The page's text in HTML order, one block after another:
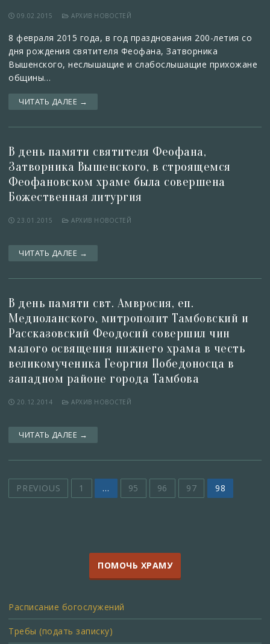
09.02.2015 АРХИВ НОВОСТЕЙ
8 февраля 2015 года, в год празднования 200-летия со
дня рождения святителя Феофана, Затворника
Вышенского, неслышащие и слабослышащие прихожане
общины…
ЧИТАТЬ ДАЛЕЕ →
В день памяти святителя Феофана,
Затворника Вышенского, в строящемся
Феофановском храме была совершена
Божественная литургия
23.01.2015 АРХИВ НОВОСТЕЙ
ЧИТАТЬ ДАЛЕЕ →
В день памяти свт. Амвросия, еп.
Медиоланского, митрополит Тамбовский и
Рассказовский Феодосий совершил чин
малого освящения нижнего храма в честь
великомученика Георгия Победоносца в
западном районе города Тамбова
20.12.2014 АРХИВ НОВОСТЕЙ
ЧИТАТЬ ДАЛЕЕ →
PREVIOUS 1 … 95 96 97 98
ПОМОЧЬ ХРАМУ
Расписание богослужений
Требы (подать записку)